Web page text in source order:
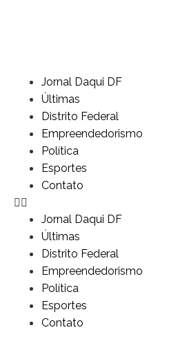
Jornal Daqui DF
Últimas
Distrito Federal
Empreendedorismo
Política
Esportes
Contato
Jornal Daqui DF
Últimas
Distrito Federal
Empreendedorismo
Política
Esportes
Contato